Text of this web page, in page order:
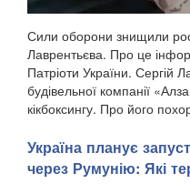
Сили оборони знищили
Лаврентьєва. Про це
Патріоти України. Сергій
будівельної компанії
кікбоксингу. Про його
Україна планує
через Румунію: Які